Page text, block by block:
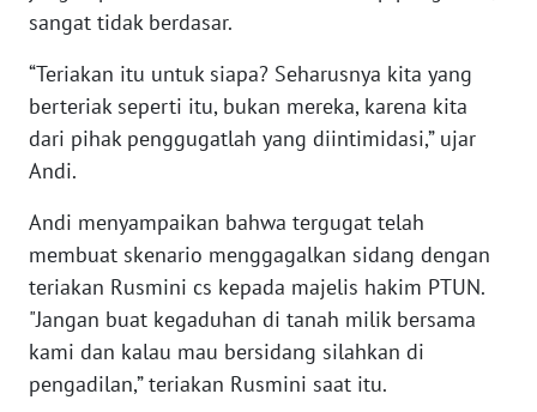
sangat tidak berdasar.
“Teriakan itu untuk siapa? Seharusnya kita yang
berteriak seperti itu, bukan mereka, karena kita
dari pihak penggugatlah yang diintimidasi,” ujar
Andi.
Andi menyampaikan bahwa tergugat telah
membuat skenario menggagalkan sidang dengan
teriakan Rusmini cs kepada majelis hakim PTUN.
"Jangan buat kegaduhan di tanah milik bersama
kami dan kalau mau bersidang silahkan di
pengadilan,” teriakan Rusmini saat itu.
TAPANULI
WN DELI
SERDANG
TEBING
TINGGI
PAKPAK
WN